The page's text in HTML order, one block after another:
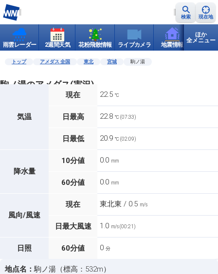
検索 現在地
雨雲レーダー 2週間天気 花粉飛散情報 ライブカメラ 地震情報 世界天
ほか
全メニュー
トップ アメダス 全国 東北 宮城 駒ノ湯
駒ノ湯のアメダス(実況)
気温
現在 22.5 ℃
日最高 22.8 ℃ (07:33)
日最低 20.9 ℃ (02:09)
降水量
10分値 0.0 mm
60分値 0.0 mm
風向/風速
現在 東北東 / 0.5 m/s
日最大風速 1.0 m/s (00:21)
日照 60分値 0 分
地点名：駒ノ湯（標高：532m）